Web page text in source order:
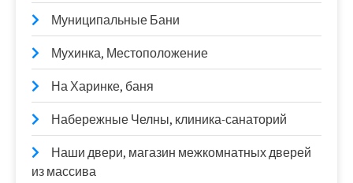
Муниципальные Бани
Мухинка, Местоположение
На Харинке, баня
Набережные Челны, клиника-санаторий
Наши двери, магазин межкомнатных дверей
из массива